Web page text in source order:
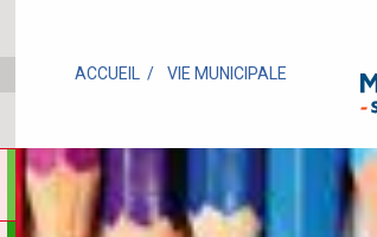
ACCUEIL VIE MUNICIPALE